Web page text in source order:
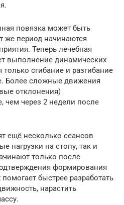
повязка может быть
же период начинаются
Теперь лечебная
выполнение динамических
сгибание и разгибание
Более сложные движения
отклонения)
чем через 2 недели после
ещё несколько сеансов
нагрузки на стопу, так и
только после
формирования
быстрее разработать
нарастить